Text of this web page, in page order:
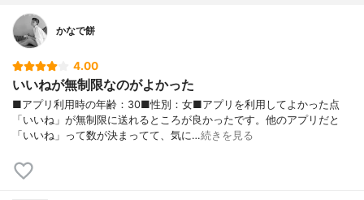
かなで餅
4.00
いいねが無制限なのがよかった
■アプリ利用時の年齢：30■性別：女■アプリを利用してよかった点
「いいね」が無制限に送れるところが良かったです。他のアプリだと
「いいね」って数が決まってて、気に…続きを見る